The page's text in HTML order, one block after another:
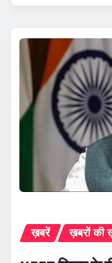
ख़बरें ख़बरों की